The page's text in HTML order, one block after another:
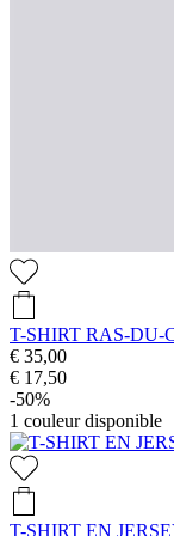
T-SHIRT RAS-DU-
€ 35,00
€ 17,50
-50%
1 couleur disponible
T-SHIRT EN